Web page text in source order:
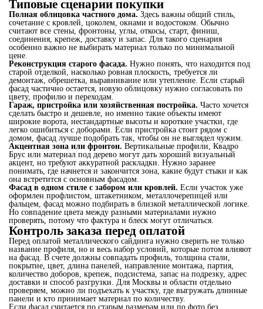
Типовые сценарии покупки
Полная облицовка частного дома. Здесь важны общий стиль,
сочетание с кровлей, цоколем, окнами и водостоком. Обычно
считают все стены, фронтоны, углы, откосы, старт, финиш,
соединения, крепеж, доставку и запас. Для такого сценария
особенно важно не выбирать материал только по минимальной
цене.
Реконструкция старого фасада. Нужно понять, что находится под
старой отделкой, насколько ровная плоскость, требуется ли
демонтаж, обрешетка, выравнивание или утепление. Если старый
фасад частично остается, новую облицовку нужно согласовать по
цвету, профилю и переходам.
Гараж, пристройка или хозяйственная постройка. Часто хочется
сделать быстро и дешевле, но именно такие объекты имеют
широкие ворота, нестандартные высоты и короткие участки, где
легко ошибиться с доборами. Если пристройка стоит рядом с
домом, фасад лучше подобрать так, чтобы он не выглядел чужим.
Акцентная зона или фронтон. Вертикальные профили, Квадро
Брус или материал под дерево могут дать хороший визуальный
акцент, но требуют аккуратной раскладки. Нужно заранее
понимать, где начнется и закончится зона, какие будут стыки и как
она встретится с основным фасадом.
Фасад в одном стиле с забором или кровлей. Если участок уже
оформлен профлистом, штакетником, металлочерепицей или
фальцем, фасад можно подбирать в близкой металлической логике.
Но совпадение цвета между разными материалами нужно
проверять, потому что фактура и блеск могут отличаться.
Контроль заказа перед оплатой
Перед оплатой металлического сайдинга нужно сверить не только
название профиля, но и весь набор условий, которые потом влияют
на фасад. В счете должны совпадать профиль, толщина стали,
покрытие, цвет, длина панелей, направление монтажа, партия,
количество доборов, крепеж, подсистема, запас на подрезку, адрес
доставки и способ разгрузки. Для Москвы и области отдельно
проверяем, можно ли подъехать к участку, где выгружать длинные
панели и кто принимает материал по количеству.
Если фасад считается по старым размерам или по фото без